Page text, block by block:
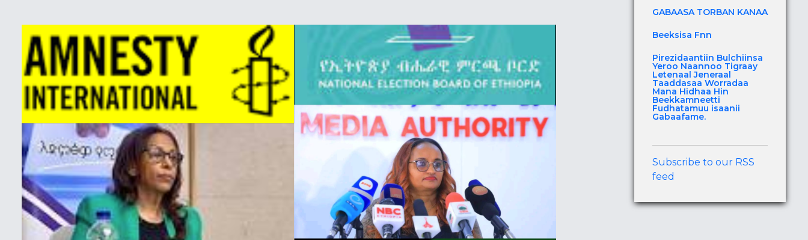
GABAASA TORBAN KANAA
Beeksisa Fnn
Pirezidaantiin Bulchiinsa
Yeroo Naannoo Tigraay
Letenaal Jeneraal
Taaddasaa Worradaa
Mana Hidhaa Hin
Beekkamneetti
Fudhatamuu isaanii
Gabaafame.
Subscribe to our RSS
feed